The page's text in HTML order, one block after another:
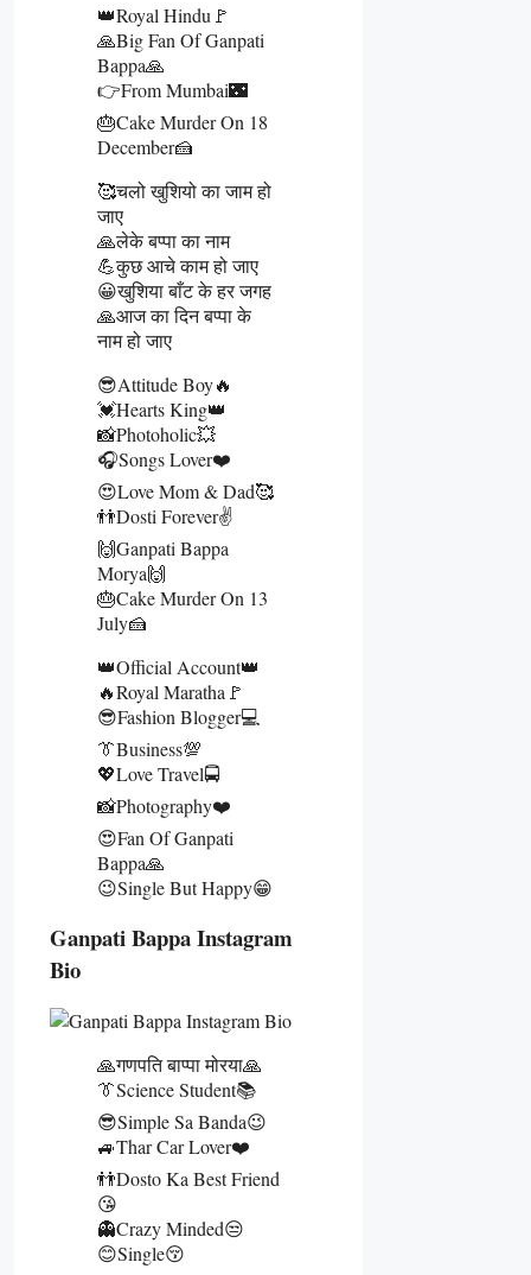
👑Royal Hindu🚩
🙏Big Fan Of Ganpati
Bappa🙏
👉From Mumbai🌃
🎂Cake Murder On 18
December🍰
🥰चलो खुशियो का जाम हो
जाए
🙏लेके बप्पा का नाम
💪कुछ आचे काम हो जाए
😀खुशिया बाँट के हर जगह
🙏आज का दिन बप्पा के
नाम हो जाए
😎Attitude Boy🔥
💓Hearts King👑
📸Photoholic💥
🎧Songs Lover❤️
😍Love Mom & Dad🥰
👬Dosti Forever✌️
🙌Ganpati Bappa
Morya🙌
🎂Cake Murder On 13
July🍰
👑Official Account👑
🔥Royal Maratha🚩
😎Fashion Blogger💻
👔Business💯
💖Love Travel🚍
📸Photography❤️
😍Fan Of Ganpati
Bappa🙏
😉Single But Happy😁
Ganpati Bappa Instagram
Bio
🙏गणपति बाप्पा मोरया🙏
👔Science Student📚
😎Simple Sa Banda😉
🚙Thar Car Lover❤️
👬Dosto Ka Best Friend
😘
👻Crazy Minded😒
😊Single😚